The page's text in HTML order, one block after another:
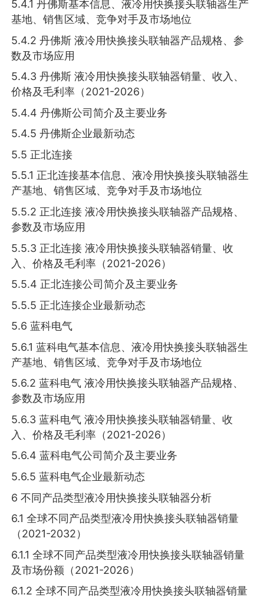
5.4.1 丹佛斯基本信息、液冷用快换接头联轴器生产
基地、销售区域、竞争对手及市场地位
5.4.2 丹佛斯 液冷用快换接头联轴器产品规格、参
数及市场应用
5.4.3 丹佛斯 液冷用快换接头联轴器销量、收入、
价格及毛利率（2021-2026）
5.4.4 丹佛斯公司简介及主要业务
5.4.5 丹佛斯企业最新动态
5.5 正北连接
5.5.1 正北连接基本信息、液冷用快换接头联轴器生
产基地、销售区域、竞争对手及市场地位
5.5.2 正北连接 液冷用快换接头联轴器产品规格、
参数及市场应用
5.5.3 正北连接 液冷用快换接头联轴器销量、收
入、价格及毛利率（2021-2026）
5.5.4 正北连接公司简介及主要业务
5.5.5 正北连接企业最新动态
5.6 蓝科电气
5.6.1 蓝科电气基本信息、液冷用快换接头联轴器生
产基地、销售区域、竞争对手及市场地位
5.6.2 蓝科电气 液冷用快换接头联轴器产品规格、
参数及市场应用
5.6.3 蓝科电气 液冷用快换接头联轴器销量、收
入、价格及毛利率（2021-2026）
5.6.4 蓝科电气公司简介及主要业务
5.6.5 蓝科电气企业最新动态
6 不同产品类型液冷用快换接头联轴器分析
6.1 全球不同产品类型液冷用快换接头联轴器销量
（2021-2032）
6.1.1 全球不同产品类型液冷用快换接头联轴器销量
及市场份额（2021-2026）
6.1.2 全球不同产品类型液冷用快换接头联轴器销量